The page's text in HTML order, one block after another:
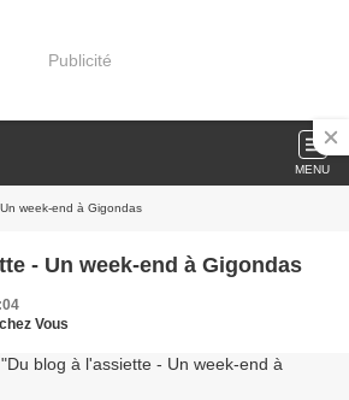
Publicité
MENU
week-end à Gigondas
- Un week-end à Gigondas
Vous